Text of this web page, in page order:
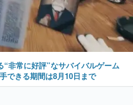
非常に好評”なサバイバルゲーム
できる期間は8月10日まで